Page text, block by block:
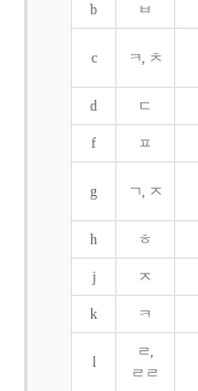
b ㅂ
c ㅋ, ㅊ
d ㄷ
f ㅍ
g ㄱ, ㅈ
h ㅎ
j ㅈ
k ㅋ
l
ㄹ,
ㄹㄹ